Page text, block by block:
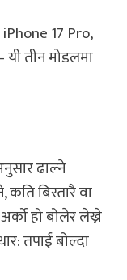
17 Pro,
तीन मोडलमा
ढाल्ने
बिस्तारै वा
हो बोलेर लेख्ने
तपाईं बोल्दा